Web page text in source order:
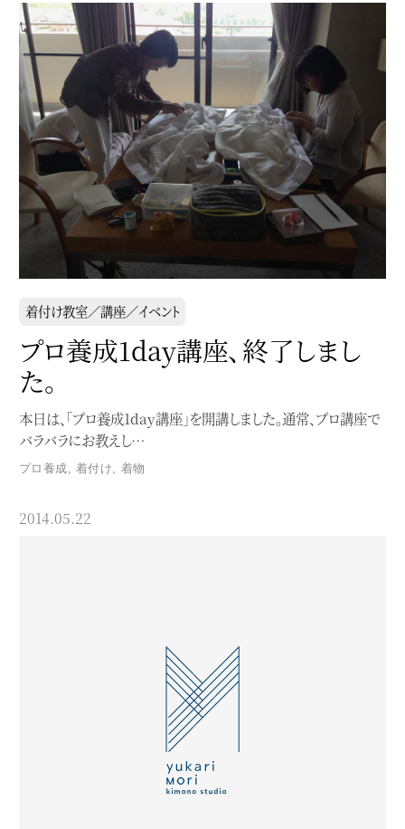
着付け教室／講座／イベント
プロ養成1day講座、終了しまし
た。
本日は、「プロ養成1day講座」を開講しました。通常、プロ講座で
バラバラにお教えし…
プロ養成 着付け 着物
2014.05.22